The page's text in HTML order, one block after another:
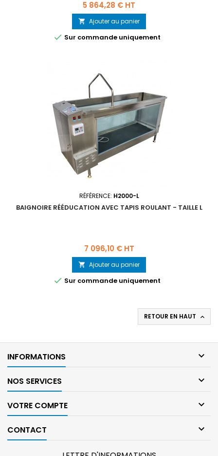
Prix
5 864,28 € HT
 Ajouter au panier
 Sur commande uniquement
RÉFÉRENCE: H2000-L
BAIGNOIRE RÉÉDUCATION AVEC TAPIS ROULANT - TAILLE L
Prix
7 096,10 € HT
 Ajouter au panier
 Sur commande uniquement
RETOUR EN HAUT 
INFORMATIONS 
NOS SERVICES 
VOTRE COMPTE 
CONTACT 